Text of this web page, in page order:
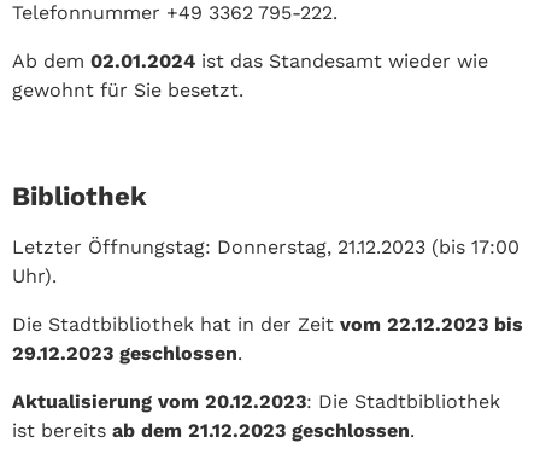
Telefonnummer +49 3362 795-222.
Ab dem 02.01.2024 ist das Standesamt wieder wie
gewohnt für Sie besetzt.
Bibliothek
Letzter Öffnungstag: Donnerstag, 21.12.2023 (bis 17:00
Uhr).
Die Stadtbibliothek hat in der Zeit vom 22.12.2023 bis
29.12.2023 geschlossen.
Aktualisierung vom 20.12.2023: Die Stadtbibliothek
ist bereits ab dem 21.12.2023 geschlossen.